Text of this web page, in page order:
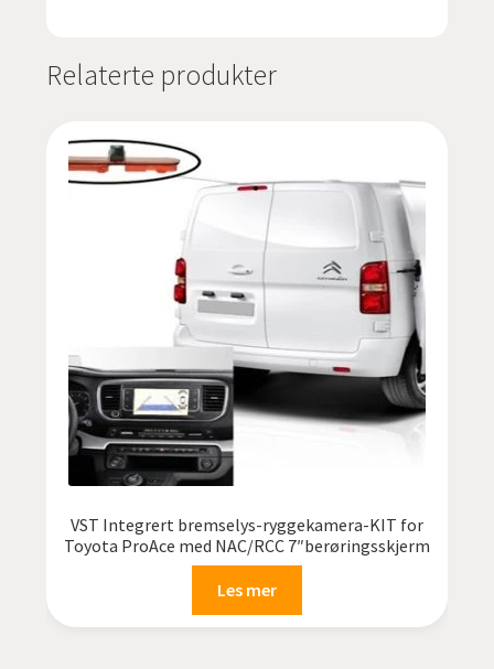
Relaterte produkter
VST Integrert bremselys-ryggekamera-KIT for
Toyota ProAce med NAC/RCC 7″berøringsskjerm
Les mer